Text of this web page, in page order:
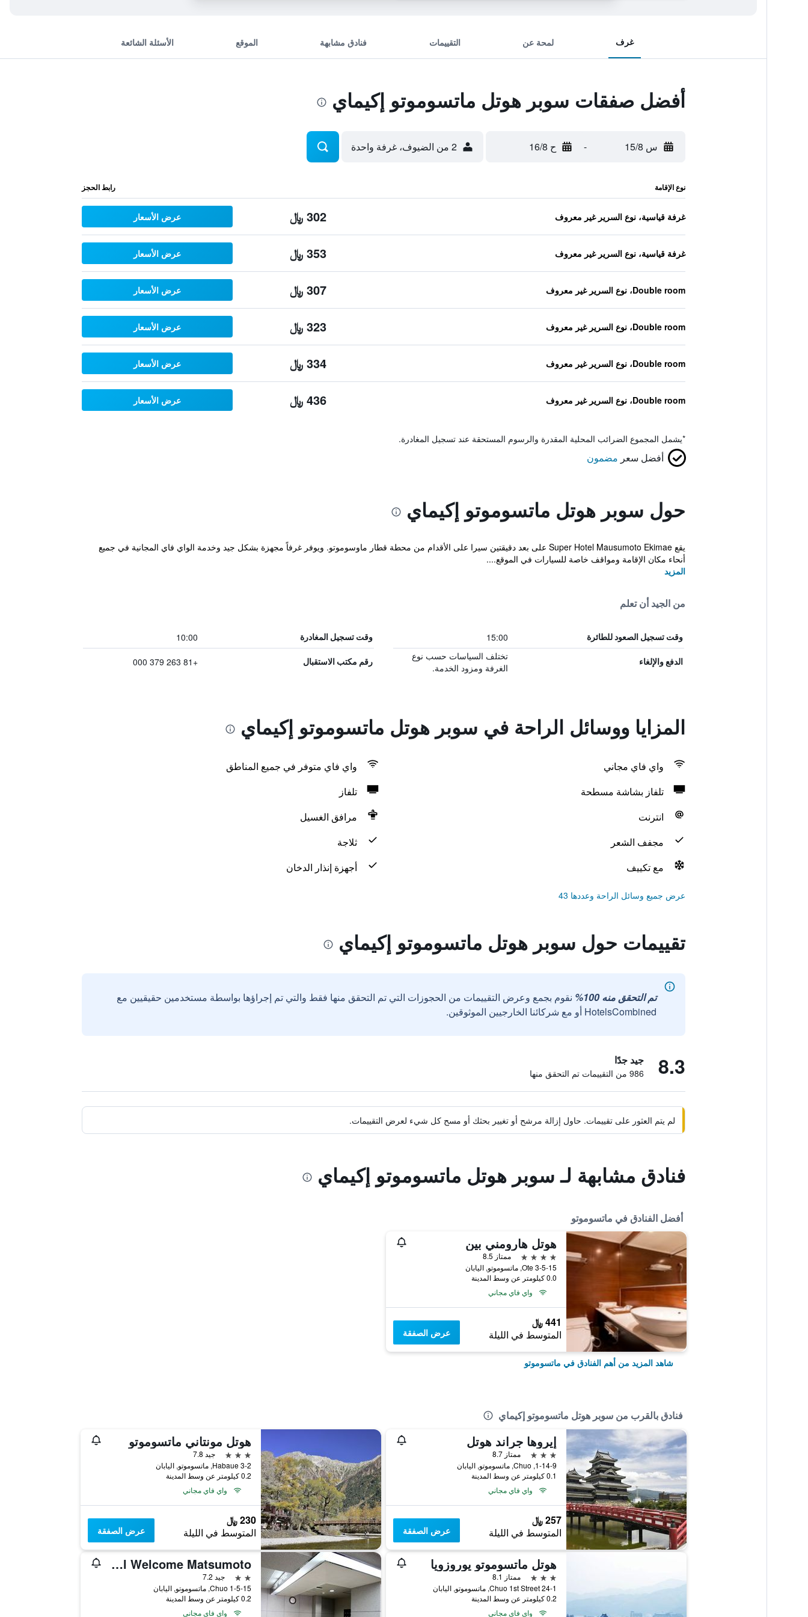
غرف لمحة عن التقييمات فنادق مشابهة الموقع الأسئلة الشائعة
أفضل صفقات سوبر هوتل ماتسوموتو إكيماي
س 15/8 - ح 16/8 2 من الضيوف، غرفة واحدة
نوع الإقامة رابط الحجز
غرفة قياسية، نوع السرير غير معروف 302 ﷼ عرض الأسعار
غرفة قياسية، نوع السرير غير معروف 353 ﷼ عرض الأسعار
Double room، نوع السرير غير معروف 307 ﷼ عرض الأسعار
Double room، نوع السرير غير معروف 323 ﷼ عرض الأسعار
Double room، نوع السرير غير معروف 334 ﷼ عرض الأسعار
Double room، نوع السرير غير معروف 436 ﷼ عرض الأسعار
*يشمل المجموع الضرائب المحلية المقدرة والرسوم المستحقة عند تسجيل المغادرة.
أفضل سعر مضمون
حول سوبر هوتل ماتسوموتو إكيماي
يقع Super Hotel Mausumoto Ekimae على بعد دقيقتين سيرا على الأقدام من محطة قطار ماوسوموتو. ويوفر غرفاً مجهزة بشكل جيد وخدمة الواي فاي المجانية في جميع
أنحاء مكان الإقامة ومواقف خاصة للسيارات في الموقع....
المزيد
من الجيد أن تعلم
وقت تسجيل الصعود للطائرة 15:00 وقت تسجيل المغادرة 10:00
الدفع والإلغاء
تختلف السياسات حسب نوع
الغرفة ومزود الخدمة.
رقم مكتب الاستقبال +81 263 379 000
المزايا ووسائل الراحة في سوبر هوتل ماتسوموتو إكيماي
واي فاي مجاني
واي فاي متوفر في جميع المناطق
تلفاز بشاشة مسطحة
تلفاز
انترنت
مرافق الغسيل
مجفف الشعر
ثلاجة
مع تكييف
أجهزة إنذار الدخان
عرض جميع وسائل الراحة وعددها 43
تقييمات حول سوبر هوتل ماتسوموتو إكيماي
تم التحقق منه 100%
نقوم بجمع وعرض التقييمات من الحجوزات التي تم التحقق منها فقط والتي تم إجراؤها بواسطة مستخدمين حقيقيين مع
HotelsCombined أو مع شركائنا الخارجيين الموثوقين.
8.3 جيد جدًا
986 من التقييمات تم التحقق منها
لم يتم العثور على تقييمات. حاول إزالة مرشح أو تغيير بحثك أو مسح كل شيء لعرض التقييمات.
فنادق مشابهة لـ سوبر هوتل ماتسوموتو إكيماي
أفضل الفنادق في ماتسوموتو
هوتل هارومني بين
4 نجوم
ممتاز 8.5
3-5-15 Ote, ماتسوموتو, اليابان
0.0 كيلومتر عن وسط المدينة
واي فاي مجاني
441 ﷼
المتوسط في الليلة عرض الصفقة
شاهد المزيد من أهم الفنادق في ماتسوموتو
فنادق بالقرب من سوبر هوتل ماتسوموتو إكيماي
إيروها جراند هوتل
3 نجوم
ممتاز 8.7
1-14-9, Chuo, ماتسوموتو, اليابان
0.1 كيلومتر عن وسط المدينة
واي فاي مجاني
257 ﷼
المتوسط في الليلة عرض الصفقة
هوتل مونتاني ماتسوموتو
3 نجوم
جيد 7.8
Habaue 3-2, ماتسوموتو, اليابان
0.2 كيلومتر عن وسط المدينة
واي فاي مجاني
230 ﷼
المتوسط في الليلة عرض الصفقة
هوتل ماتسوموتو يوروزويا
3 نجوم
ممتاز 8.1
Chuo 1st Street 24-1, ماتسوموتو, اليابان
0.2 كيلومتر عن وسط المدينة
واي فاي مجاني
Hotel Welcome Matsumoto
2 نجمتين
جيد 7.2
Chuo 1-5-15, ماتسوموتو, اليابان
0.2 كيلومتر عن وسط المدينة
واي فاي مجاني